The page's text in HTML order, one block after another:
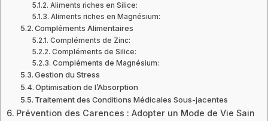
Aliments riches en Silice:
Aliments riches en Magnésium:
Compléments Alimentaires
Compléments de Zinc:
Compléments de Silice:
Compléments de Magnésium:
Gestion du Stress
Optimisation de l’Absorption
Traitement des Conditions Médicales Sous-jacentes
Prévention des Carences : Adopter un Mode de Vie Sain